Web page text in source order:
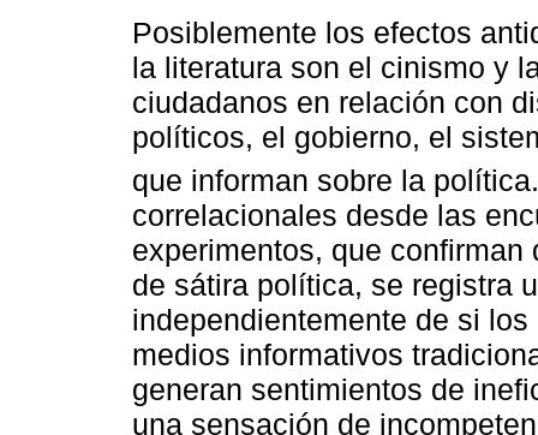
Posiblemente los efectos
la literatura son el cinismo y
ciudadanos en relación con
políticos, el gobierno, el
que informan sobre la política.
correlacionales desde las
experimentos, que
de sátira política, se registra
independientemente de si
medios informativos
generan sentimientos de
una sensación de